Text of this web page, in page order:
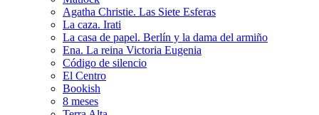
Agatha Christie. Las Siete Esferas
La caza. Irati
La casa de papel. Berlín y la dama del armiño
Ena. La reina Victoria Eugenia
Código de silencio
El Centro
Bookish
8 meses